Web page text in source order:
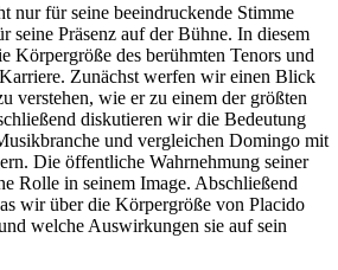
nur für seine beeindruckende Stimme
seine Präsenz auf der Bühne. In diesem
Körpergröße des berühmten Tenors und
Zunächst werfen wir einen Blick
verstehen, wie er zu einem der größten
diskutieren wir die Bedeutung
und vergleichen Domingo mit
Die öffentliche Wahrnehmung seiner
Rolle in seinem Image. Abschließend
wir über die Körpergröße von Placido
welche Auswirkungen sie auf sein